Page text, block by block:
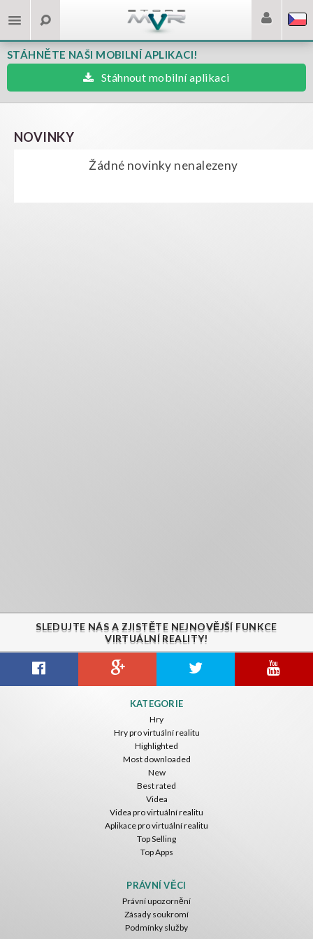
STÁHNĚTE NAŠI MOBILNÍ APLIKACI!
Stáhnout mobilní aplikaci
NOVINKY
Žádné novinky nenalezeny
SLEDUJTE NÁS A ZJISTĚTE NEJNOVĚJŠÍ FUNKCE
VIRTUÁLNÍ REALITY!
KATEGORIE
Hry
Hry pro virtuální realitu
Highlighted
Most downloaded
New
Best rated
Videa
Videa pro virtuální realitu
Aplikace pro virtuální realitu
Top Selling
Top Apps
PRÁVNÍ VĚCI
Právní upozornění
Zásady soukromí
Podmínky služby